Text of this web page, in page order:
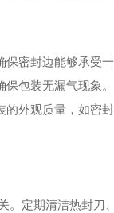
密封边能够承受一
包装无漏气现象。
外观质量，如密封
定期清洁热封